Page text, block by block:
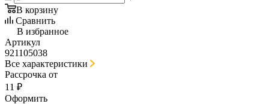
В корзину
Сравнить
В избранное
Артикул
921105038
Все характеристики
Рассрочка от
11 ₽
Оформить